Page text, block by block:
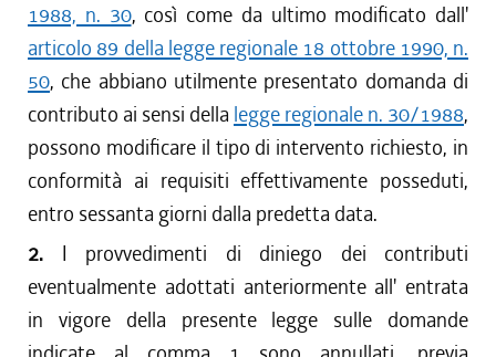
1988, n. 30, così come da ultimo modificato dall'
articolo 89 della legge regionale 18 ottobre 1990, n.
50, che abbiano utilmente presentato domanda di
contributo ai sensi della legge regionale n. 30/1988,
possono modificare il tipo di intervento richiesto, in
conformità ai requisiti effettivamente posseduti,
entro sessanta giorni dalla predetta data.
2. I provvedimenti di diniego dei contributi
eventualmente adottati anteriormente all' entrata
in vigore della presente legge sulle domande